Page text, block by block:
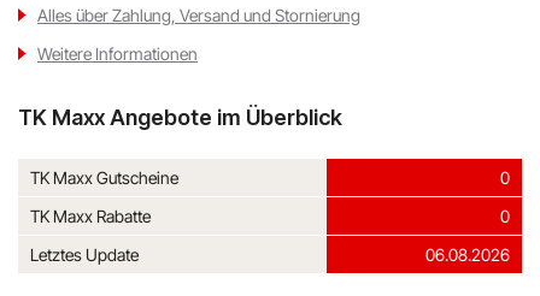
Alles über Zahlung, Versand und Stornierung
Weitere Informationen
TK Maxx Angebote im Überblick
TK Maxx Gutscheine
0
TK Maxx Rabatte
0
Letztes Update
06.08.2026